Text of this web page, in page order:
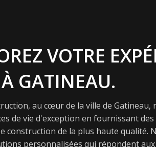
VOTRE
GATINEAU.
au cœur de la ville de Gatineau,
de vie d'exception en fournissant des
construction de la plus haute qualité.
personnalisées qui répondent